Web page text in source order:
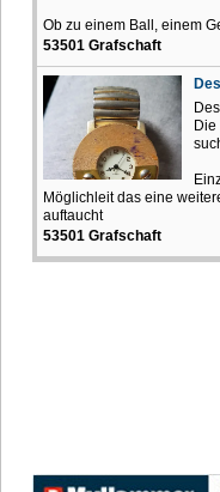
Ob zu einem Ball, einem
53501 Grafschaft
Möglichleit das eine
auftaucht
53501 Grafschaft